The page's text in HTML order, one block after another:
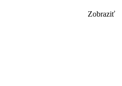
Zobraziť